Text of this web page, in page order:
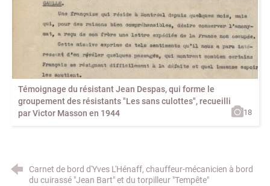
Témoignage du résistant Jean Despas, qui forme le
groupement des résistants "Les sans culottes", recueilli
par Victor Masson en 1944
18
Carnet de bord d'Yves L'Hénaff, chauffeur-mécanicien à bord
du cuirassé "Jean Bart" et du torpilleur "Tempête"